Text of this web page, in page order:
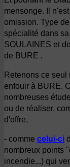
mensonge. Il
omission. Type
spécialité dans
SOULAINES et
de BURE .
Retenons ce
enfouir à BURE.
nombreuses
ou de réaliser,
d'offre,
- comme celui-ci
nombreux points
incendie...) qui